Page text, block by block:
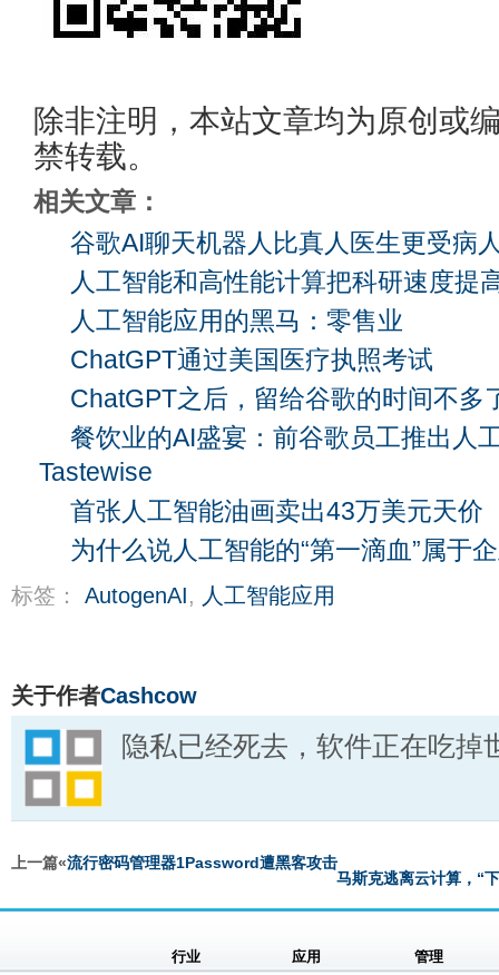
除非注明，本站文章均为原创或
禁转载。
相关文章：
谷歌AI聊天机器人比真人医生更受病
人工智能和高性能计算把科研速度提
人工智能应用的黑马：零售业
ChatGPT通过美国医疗执照考试
ChatGPT之后，留给谷歌的时间不多
餐饮业的AI盛宴：前谷歌员工推出人
Tastewise
首张人工智能油画卖出43万美元天价
为什么说人工智能的“第一滴血”属于
标签： AutogenAI, 人工智能应用
关于作者Cashcow
隐私已经死去，软件正在吃掉
上一篇«流行密码管理器1Password遭黑客攻击
马斯克逃离云计算，“
行业
应用
管理